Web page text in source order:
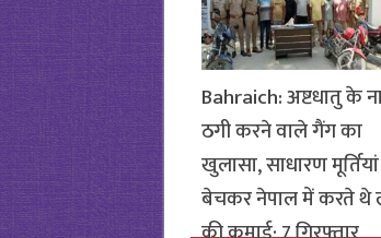
Bahraich: अष्टधातु के
ठगी करने वाले गैंग का
खुलासा, साधारण मूर्तियां
बेचकर नेपाल में करते थे